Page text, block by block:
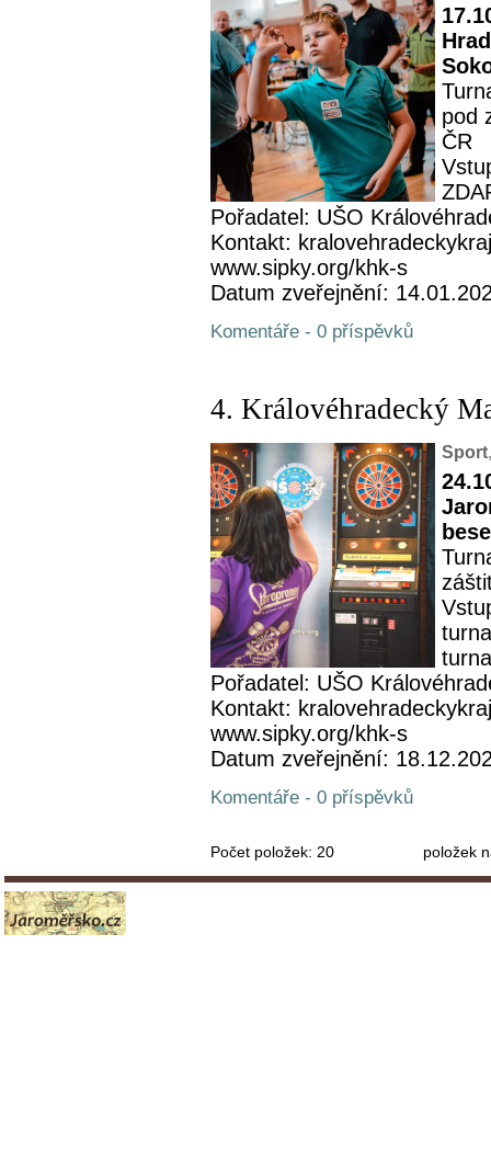
pod
ČR
Pořadatel: UŠO
Kontakt:
www.sipky.org/khk-s
Datum zveřejnění:
Komentáře - 0 příspěvků
4. Královéhradecký
Sport
Pořadatel: UŠO
Kontakt:
www.sipky.org/khk-s
Datum zveřejnění:
Komentáře - 0 příspěvků
Počet položek: 20 položek